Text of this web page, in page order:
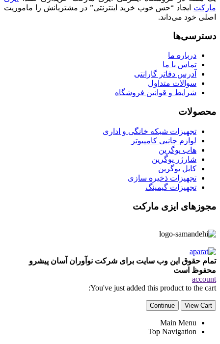
مارکت ایجاد “حس خوب خرید اینترنتی” در مشتریانش را ماموریت
اصلی خود می‌داند.
دسترسی‌ها
درباره ما
تماس با ما
آدرس دفاتر گارانتی
سوالات متداول
شرایط و قوانین فروشگاه
محصولات
تجهیزات شبکه خانگی و اداری
لوازم جانبی کامپیوتر
هاب یوگرین
شارژر یوگرین
کابل یوگرین
تجهیزات ذخیره سازی
تجهیزات گیمینگ
مجوزهای ایزی مارکت
تمام حقوق این وب سایت برای شرکت نوآوران آسان پیشرو
محفوظ است
account
You've just added this product to the cart:
View Cart
Continue
Main Menu
Top Navigation